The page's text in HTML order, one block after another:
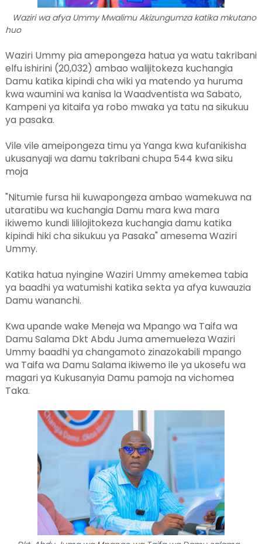
Waziri wa afya Ummy Mwalimu Akizungumza katika mkutano
huo
Waziri Ummy pia amepongeza hatua ya watu takribani
elfu ishirini (20,032) ambao walijitokeza kuchangia
Damu katika kipindi cha wiki ya matendo ya huruma
kwa waumini wa kanisa la Waadventista wa Sabato,
Kampeni ya kitaifa ya robo mwaka ya tatu na sikukuu
ya pasaka.
Vile vile ameipongeza timu ya Yanga kwa kufanikisha
ukusanyaji wa damu takribani chupa 544 kwa siku
moja
"Nitumie fursa hii kuwapongeza ambao wamekuwa na
utaratibu wa kuchangia Damu mara kwa mara
ikiwemo kundi lililojitokeza kuchangia damu katika
kipindi hiki cha sikukuu ya Pasaka" amesema Waziri
Ummy.
Katika hatua nyingine Waziri Ummy amekemea tabia
ya baadhi ya watumishi katika sekta ya afya kuwauzia
Damu wananchi.
Kwa upande wake Meneja wa Mpango wa Taifa wa
Damu Salama Dkt Abdu Juma amemueleza Waziri
Ummy baadhi ya changamoto zinazokabili mpango
wa Taifa wa Damu Salama ikiwemo ile ya ukosefu wa
magari ya Kukusanyia Damu pamoja na vichomea
Taka.